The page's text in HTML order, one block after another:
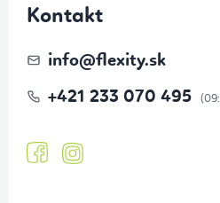
Kontakt
info@flexity.sk
+421 233 070 495